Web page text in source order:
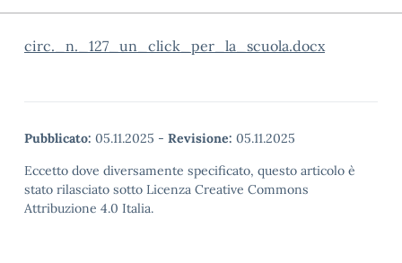
circ._n._127_un_click_per_la_scuola.docx
Pubblicato: 05.11.2025 - Revisione: 05.11.2025
Eccetto dove diversamente specificato, questo articolo è
stato rilasciato sotto Licenza Creative Commons
Attribuzione 4.0 Italia.